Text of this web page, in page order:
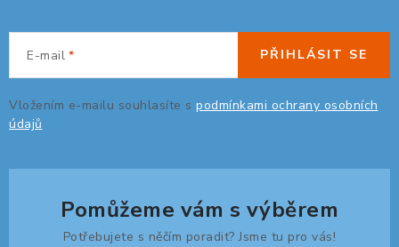
i
u
E-mail
Vložením e-mailu souhlasíte s podmínkami ochrany osobních
údajů
PŘIHLÁSIT SE
Pomůžeme vám s výběrem
Potřebujete s něčím poradit? Jsme tu pro vás!